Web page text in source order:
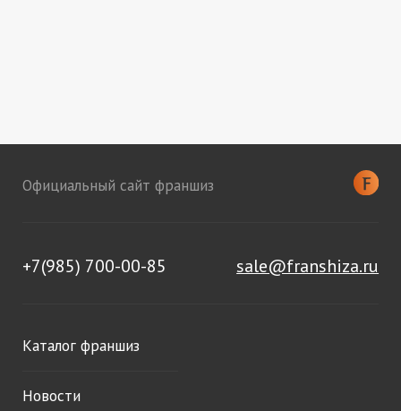
Официальный сайт франшиз
+7(985) 700-00-85 sale@franshiza.ru
Каталог франшиз
Новости